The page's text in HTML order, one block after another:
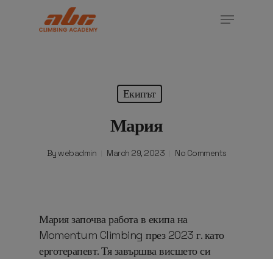
Menu
Екипът
Мария
By webadmin March 29, 2023 No Comments
Мария започва работа в екипа на
Momentum Climbing през 2023 г. като
ерготерапевт. Тя завършва висшето си